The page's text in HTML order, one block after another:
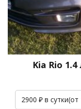
Kia Rio